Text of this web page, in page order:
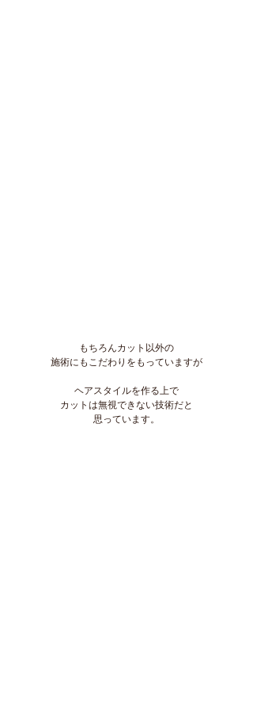
もちろんカット以外の
施術にもこだわりをもっていますが
ヘアスタイルを作る上で
カットは無視できない技術だと
思っています。